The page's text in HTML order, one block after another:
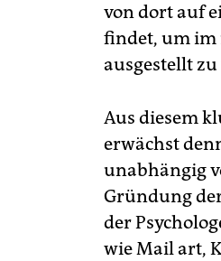
von dort auf
findet, um im
ausgestellt
Aus diesem
erwächst
unabhängig
Gründung
der
wie Mail art,